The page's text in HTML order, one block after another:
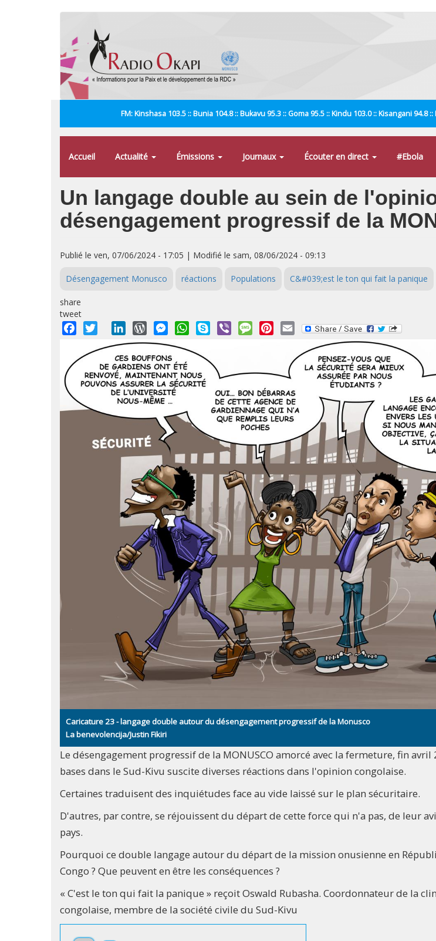
FM: Kinshasa 103.5 :: Bunia 104.8 :: Bukavu 95.3 :: Goma 95.5 :: Kindu 103.0 :: Kisangani
Accueil Actualité Émissions Journaux Écouter en direct #Ebola
Un langage double au sein de
désengagement progressif de la
Publié le ven, 07/06/2024 - 17:05 | Modifié le sam, 08/06/2024 - 09:13
Désengagement Monusco réactions Populations C&#039;est le ton qui fait la panique
share
tweet
Facebook
Twitter LinkedInWordPressMessengerWhatsApp
Skype Viber MessagePinterest
Email
Caricature 23 - langage double autour du désengagement progressif de la Monusco
La benevolencija/Justin Fikiri
Le désengagement progressif de la MONUSCO amorcé avec la fermeture, fin avril
bases dans le Sud-Kivu suscite diverses réactions dans l'opinion congolaise.
Certaines traduisent des inquiétudes face au vide laissé sur le plan sécuritaire.
D'autres, par contre, se réjouissent du départ de cette force qui n'a pas, de leur
pays.
Pourquoi ce double langage autour du départ de la mission onusienne en
Congo ? Que peuvent en être les conséquences ?
« C'est le ton qui fait la panique » reçoit Oswald Rubasha. Coordonnateur de la
congolaise, membre de la société civile du Sud-Kivu